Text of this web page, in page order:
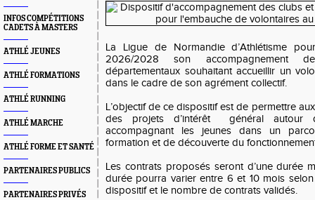
INFOS COMPÉTITIONS
CADETS À MASTERS
ATHLÉ JEUNES
ATHLÉ FORMATIONS
ATHLÉ RUNNING
ATHLÉ MARCHE
ATHLÉ FORME ET SANTÉ
PARTENAIRES PUBLICS
PARTENAIRES PRIVÉS
La Ligue de Normandie d’Athlétisme
2026/2028 son accompagnement
départementaux souhaitant accueillir un
dans le cadre de son agrément collectif.
L’objectif de ce dispositif est de permettre
des projets d’intérêt général autour
accompagnant les jeunes dans un
formation et de découverte du
Les contrats proposés seront d’une durée
durée pourra varier entre 6 et 10 mois
dispositif et le nombre de contrats validés.